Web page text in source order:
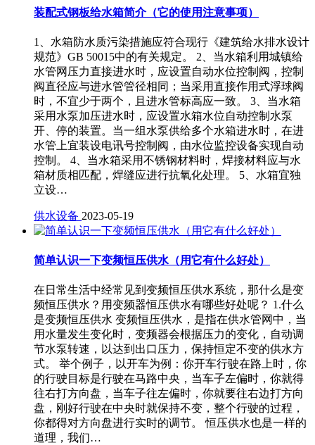
装配式钢板给水箱简介（它的使用注意事项）
1、水箱防水质污染措施应符合现行《建筑给水排水设计
规范》GB 50015中的有关规定。 2、当水箱利用城镇给
水管网压力直接进水时，应设置自动水位控制阀，控制
阀直径应与进水管管径相同；当采用直接作用式浮球阀
时，不宜少于两个，且进水管标高应一致。 3、当水箱
采用水泵加压进水时，应设置水箱水位自动控制水泵
开、停的装置。当一组水泵供给多个水箱进水时，在进
水管上宜装设电讯号控制阀，由水位监控设备实现自动
控制。 4、当水箱采用不锈钢材料时，焊接材料应与水
箱材质相匹配，焊缝应进行抗氧化处理。 5、水箱宜独
立设…
供水设备 2023-05-19
简单认识一下变频恒压供水（用它有什么好处）
在日常生活中经常见到变频恒压供水系统，那什么是变
频恒压供水？用变频器恒压供水有哪些好处呢？ 1.什么
是变频恒压供水 变频恒压供水，是指在供水管网中，当
用水量发生变化时，变频器会根据压力的变化，自动调
节水泵转速，以达到出口压力，保持恒定不变的供水方
式。 举个例子，以开车为例：你开车行驶在路上时，你
的行驶目标是行驶在马路中央，当车子左偏时，你就得
往右打方向盘，当车子往左偏时，你就要往右边打方向
盘，刚好行驶在中央时就保持不变，整个行驶的过程，
你都得对方向盘进行实时的调节。 恒压供水也是一样的
道理，我们…